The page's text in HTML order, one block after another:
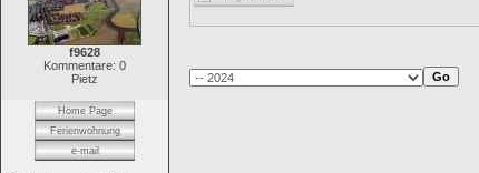
f9628
Kommentare: 0
Pietz
Home Page
Ferienwohnung
e-mail